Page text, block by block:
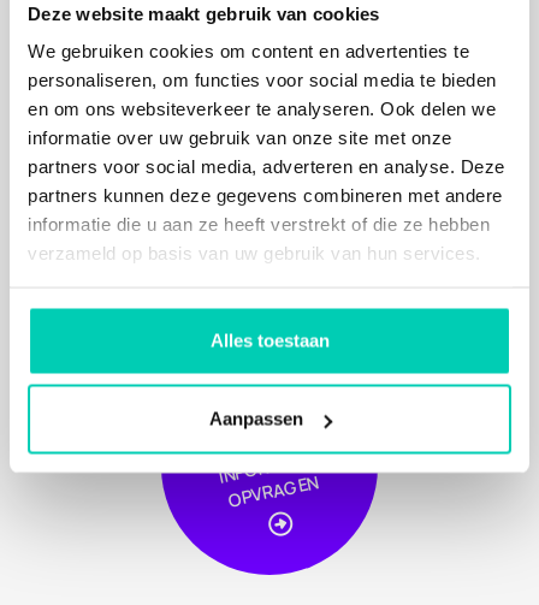
Deze website maakt gebruik van cookies
We gebruiken cookies om content en advertenties te
personaliseren, om functies voor social media te bieden
en om ons websiteverkeer te analyseren. Ook delen we
informatie over uw gebruik van onze site met onze
partners voor social media, adverteren en analyse. Deze
partners kunnen deze gegevens combineren met andere
informatie die u aan ze heeft verstrekt of die ze hebben
verzameld op basis van uw gebruik van hun services.
Alles toestaan
Aanpassen
BIJ
MEER
DERE
L
O
CA
TIE
S
I
NF
OR
MA
TIE
OPVRA
GE
N